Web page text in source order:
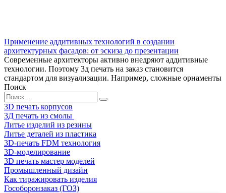
Применение аддитивных технологий в создании
архитектурных фасадов: от эскиза до презентации
Современные архитекторы активно внедряют аддитивные
технологии. Поэтому 3д печать на заказ становится
стандартом для визуализации. Например, сложные орнаменты
Поиск
Search
for:
3D печать корпусов
3Д печать из смолы
Литье изделий из резины
Литье деталей из пластика
3D-печать FDM технология
3D-моделирование
3D печать мастер моделей
Промышленный дизайн
Как тиражировать изделия
Гособоронзаказ (ГОЗ)